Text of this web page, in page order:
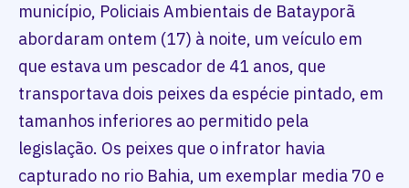
município, Policiais Ambientais de Batayporã
abordaram ontem (17) à noite, um veículo em
que estava um pescador de 41 anos, que
transportava dois peixes da espécie pintado, em
tamanhos inferiores ao permitido pela
legislação. Os peixes que o infrator havia
capturado no rio Bahia, um exemplar media 70 e